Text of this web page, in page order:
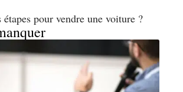
pour vendre une voiture ?